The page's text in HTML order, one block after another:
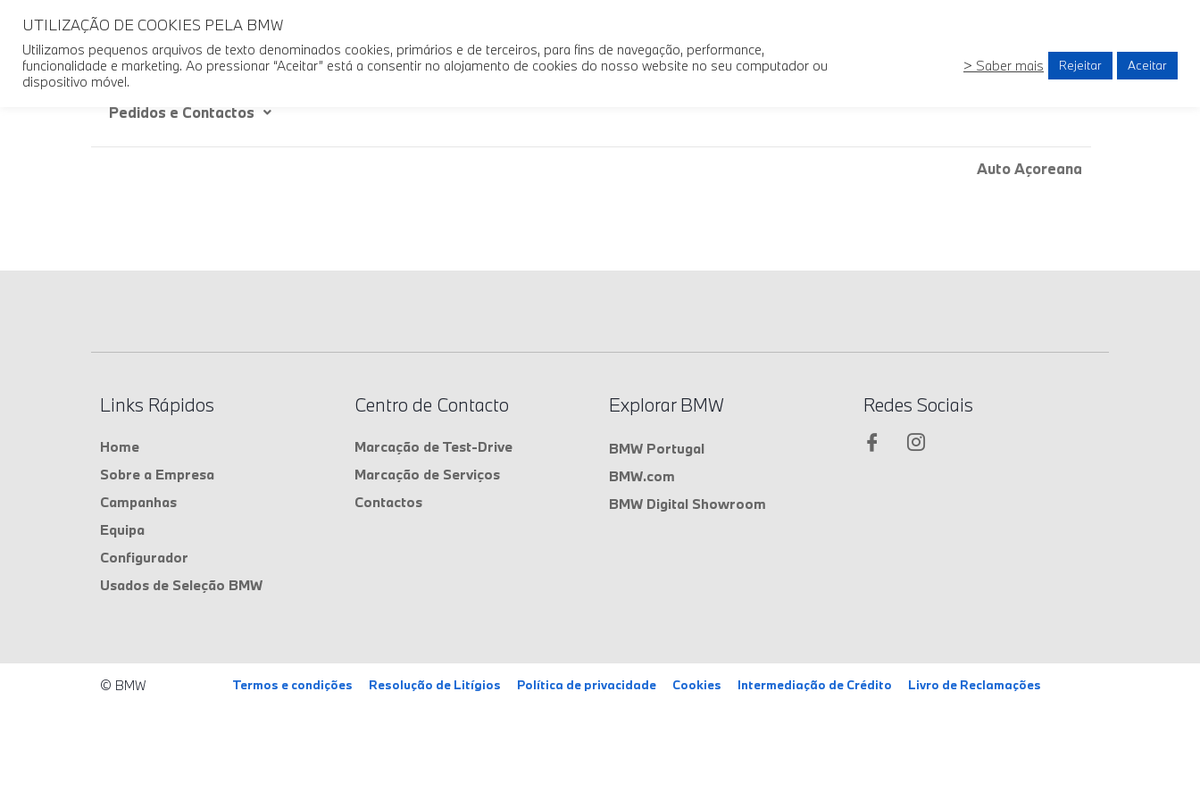
Home Campanhas Novos Usados Serviços e Acessórios Sobre Nós
Pedidos e Contactos
Auto Açoreana
Links Rápidos
Home
Sobre a Empresa
Campanhas
Equipa
Configurador
Usados de Seleção BMW
Centro de Contacto
Marcação de Test-Drive
Marcação de Serviços
Contactos
Explorar BMW
BMW Portugal
BMW.com
BMW Digital Showroom
Redes Sociais
© BMW Termos e condições Resolução de Litígios Política de privacidade Cookies Intermediação de Crédito Livro de Reclamações
UTILIZAÇÃO DE COOKIES PELA BMW
Utilizamos pequenos arquivos de texto denominados cookies, primários e de terceiros, para fins de navegação, performance,
funcionalidade e marketing. Ao pressionar “Aceitar” está a consentir no alojamento de cookies do nosso website no seu computador ou
dispositivo móvel.
> Saber mais Rejeitar Aceitar